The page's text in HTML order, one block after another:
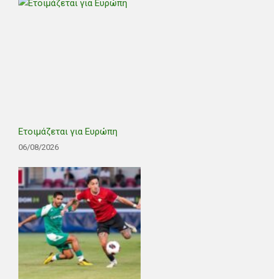
Ετοιμάζεται για Ευρώπη
06/08/2026